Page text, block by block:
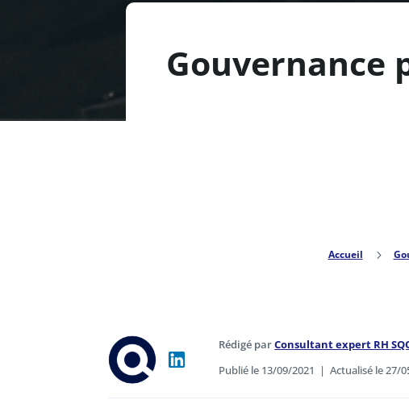
Gouvernance
Accueil 5
Rédigé parConsultant expert RH
Publié le 13/09/2021
|Actualisé le 27/